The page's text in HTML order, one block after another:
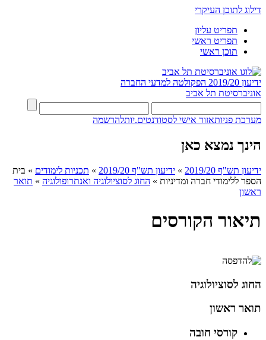
דילוג לתוכן העיקרי
תפריט עליון
תפריט ראשי
תוכן ראשי
ידיעון 2019/20
הפקולטה למדעי החברה
אוניברסיטת תל אביב
מערכת פניותאזור אישי לסטודנטים.יותלהרשמה
הינך נמצא כאן
ידיעון תש"ף 2019/20 » ידיעון תש"ף 2019/20 » תכניות לימודים » בית
הספר ללימודי חברה ומדיניות » החוג לסוציולוגיה ואנתרופולוגיה » תואר
ראשון
תיאור הקורסים
החוג לסוציולוגיה
תואר ראשון
קורסי חובה